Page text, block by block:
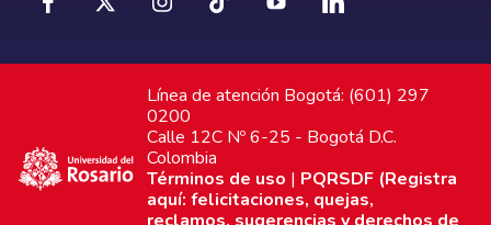
Línea de atención Bogotá: (601) 297
0200
Calle 12C Nº 6-25 - Bogotá D.C.
Colombia
Términos de uso | PQRSDF (Registra
aquí: felicitaciones, quejas,